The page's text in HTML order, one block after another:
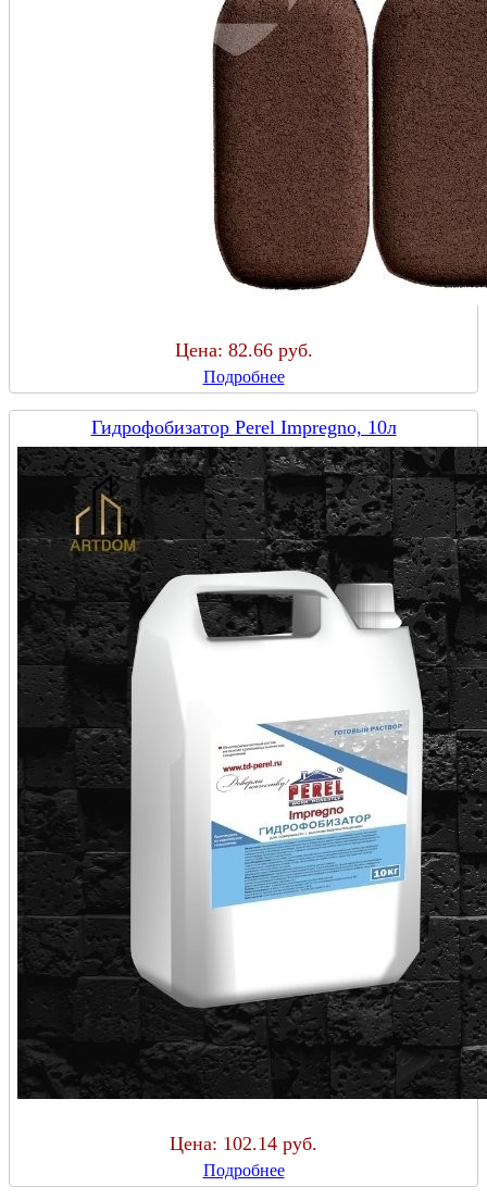
Цена: 82.66 руб.
Подробнее
Гидрофобизатор Perel Impregno, 10л
Цена: 102.14 руб.
Подробнее